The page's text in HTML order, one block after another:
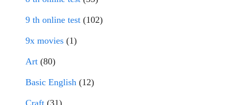
9 th online test (102)
9x movies (1)
Art (80)
Basic English (12)
Craft (31)